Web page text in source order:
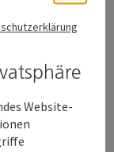
Website-